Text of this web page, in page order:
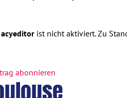
acyeditor ist nicht aktiviert. Zu
abonnieren